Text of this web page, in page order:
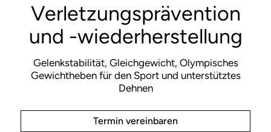
Verletzungsprävention
und -wiederherstellung
Gelenkstabilität, Gleichgewicht, Olympisches
Gewichtheben für den Sport und unterstütztes
Dehnen
Termin vereinbaren